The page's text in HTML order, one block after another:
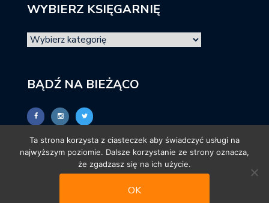
WYBIERZ KSIĘGARNIĘ
BĄDŹ NA BIEŻĄCO
Ta strona korzysta z ciasteczek aby świadczyć usługi na
najwyższym poziomie. Dalsze korzystanie ze strony oznacza,
że zgadzasz się na ich użycie.
OK